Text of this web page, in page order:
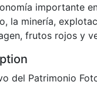
importante
la minería,
frutos rojos y
del Patrimonio